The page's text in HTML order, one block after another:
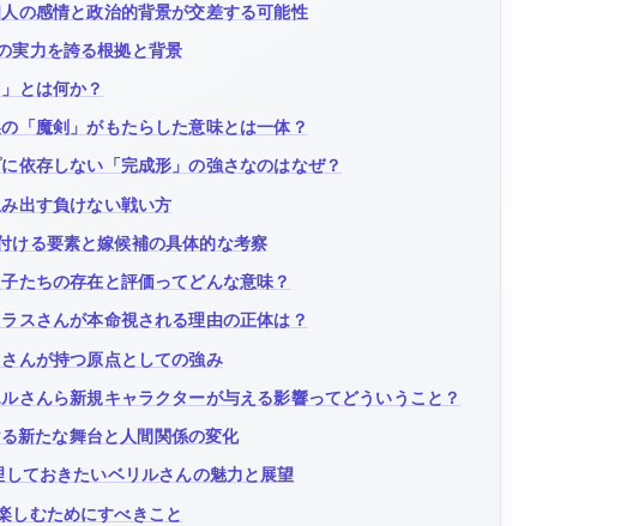
の感情と政治的背景が交差する可能性
実力を誇る根拠と背景
とは何か？
「魔剣」がもたらした意味とは一体？
依存しない「完成形」の強さなのはなぜ？
出す負けない戦い方
ける要素と嫁候補の具体的な考察
たちの存在と評価ってどんな意味？
スさんが本命視される理由の正体は？
んが持つ原点としての強み
さんら新規キャラクターが与える影響ってどういうこと？
新たな舞台と人間関係の変化
ておきたいベリルさんの魅力と展望
しむためにすべきこと